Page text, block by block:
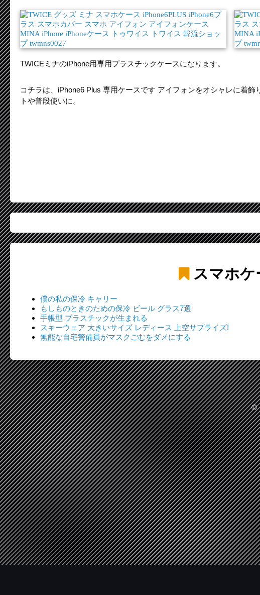
TWICEミナのiPhone用専用プラスチックケースになります。
コチラは、iPhone6 Plus 専用ケースです アイフォンをオシャレに着飾
トや普段使いに。
スマホ
僕の私の保冷 キャリー
もしものときのための保冷 ビール グラス7選
手帳型 プラスチックが生まれる
スキーウェア 大きいサイズ レディース 上空サプライズ!
無能な自宅警備員がマスクごむをダメにする
©